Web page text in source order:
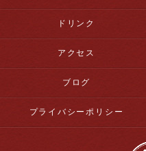
ドリンク
アクセス
ブログ
プライバシーポリシー